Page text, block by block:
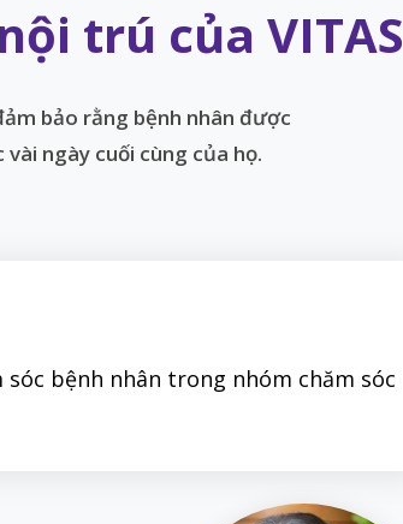
trú của VITAS
bảo rằng bệnh nhân được
ngày cuối cùng của họ.
bệnh nhân trong nhóm chăm sóc